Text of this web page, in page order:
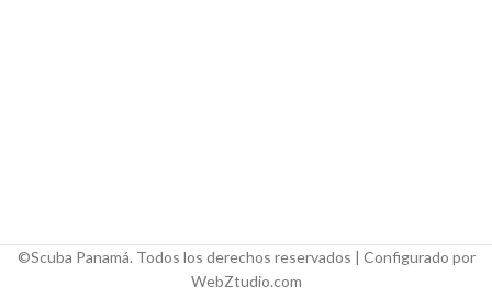
©Scuba Panamá. Todos los derechos reservados | Configurado por
WebZtudio.com